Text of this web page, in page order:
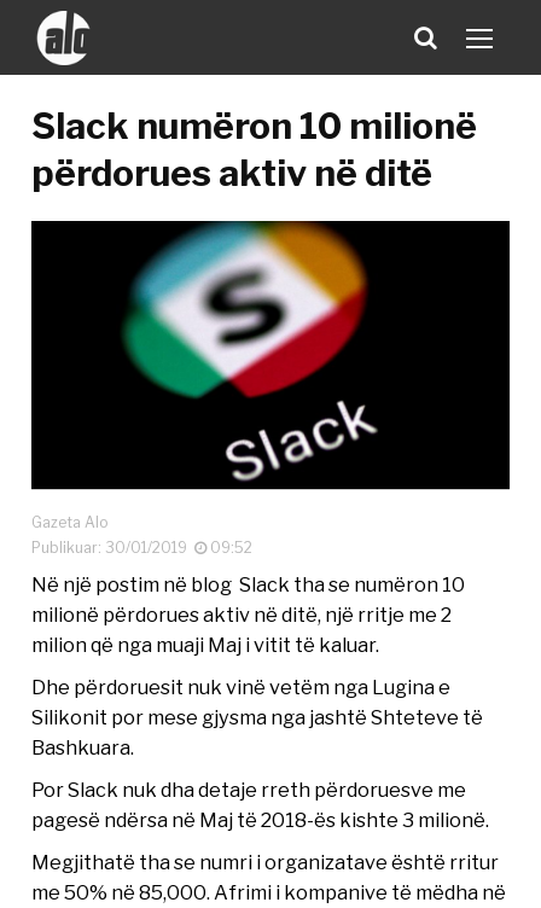
Slack numëron 10 milionë
përdorues aktiv në ditë
Gazeta Alo
Publikuar: 30/01/2019
09:52
Në një postim në blog Slack tha se numëron 10
milionë përdorues aktiv në ditë, një rritje me 2
milion që nga muaji Maj i vitit të kaluar.
Dhe përdoruesit nuk vinë vetëm nga Lugina e
Silikonit por mese gjysma nga jashtë Shteteve të
Bashkuara.
Por Slack nuk dha detaje rreth përdoruesve me
pagesë ndërsa në Maj të 2018-ës kishte 3 milionë.
Megjithatë tha se numri i organizatave është rritur
me 50% në 85,000. Afrimi i kompanive të mëdha në